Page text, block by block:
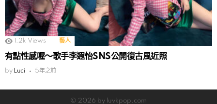
1.2k Views 藝人
有點性感喔～歌手李遐怡SNS公開復古風近照
by Luci 5年之前
© 2026 by luvkpop.com